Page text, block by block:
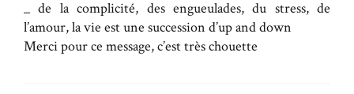
_ de la complicité, des engueulades, du stress, de
l’amour, la vie est une succession d’up and down
Merci pour ce message, c’est très chouette